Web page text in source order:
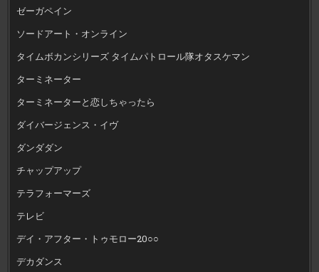
ゼーガペイン
ソードアート・オンライン
タイムボカンシリーズ タイムパトロール隊オタスケマン
ターミネーター
ターミネーターと恋しちゃったら
ダイバージェンス・イヴ
ダンダダン
チャップアップ
テラフォーマーズ
テレビ
デイ・アフター・トゥモロー20○○
デカダンス